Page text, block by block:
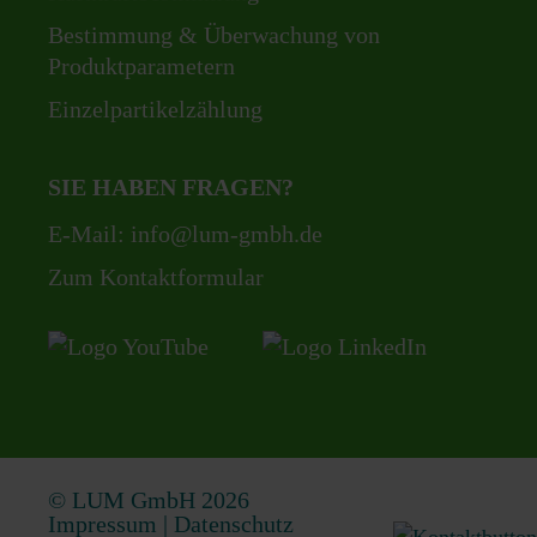
Bestimmung & Überwachung von
Produktparametern
Einzelpartikelzählung
SIE HABEN FRAGEN?
E-Mail: info@lum-gmbh.de
Zum Kontaktformular
© LUM GmbH 2026
Impressum | Datenschutz